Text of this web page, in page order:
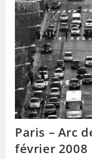
Paris – Arc
février 2008